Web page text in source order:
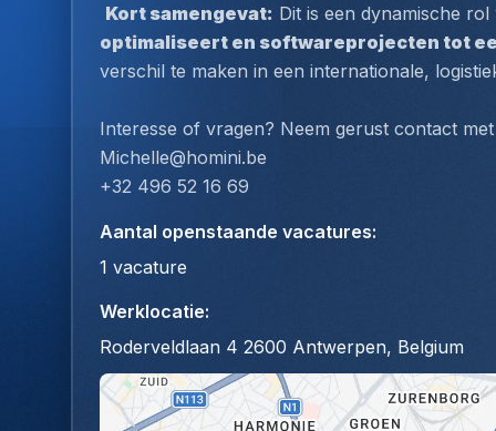
Kort samengevat: Dit is een dynamische rol
optimaliseert en softwareprojecten tot
verschil te maken in een internationale,
Interesse of vragen? Neem gerust contact
Michelle@homini.be
+32 496 52 16 69
Aantal openstaande vacatures:
1 vacature
Werklocatie:
Roderveldlaan 4 2600 Antwerpen, Belgium